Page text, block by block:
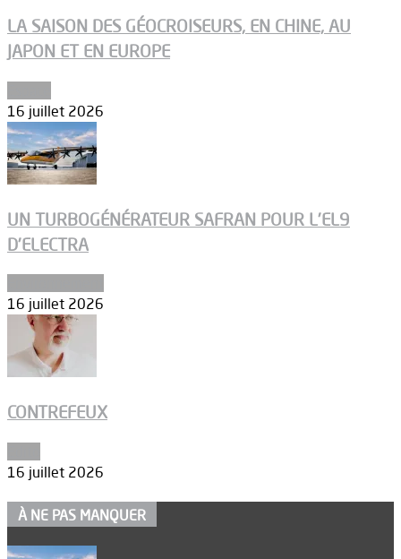
LA SAISON DES GÉOCROISEURS, EN CHINE, AU
JAPON ET EN EUROPE
16 juillet 2026
UN TURBOGÉNÉRATEUR SAFRAN POUR L’EL9
D’ELECTRA
16 juillet 2026
CONTREFEUX
16 juillet 2026
À NE PAS MANQUER